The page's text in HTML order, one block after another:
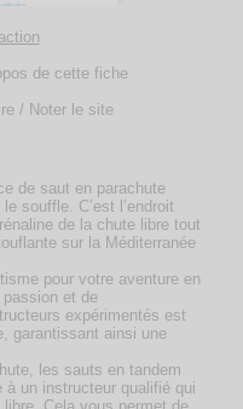
de cette fiche
/ Noter le site
de saut en parachute
souffle. C’est l’endroit
de la chute libre tout
sur la Méditerranée
pour votre aventure en
et de
expérimentés est
garantissant ainsi une
les sauts en tandem
un instructeur qualifié qui